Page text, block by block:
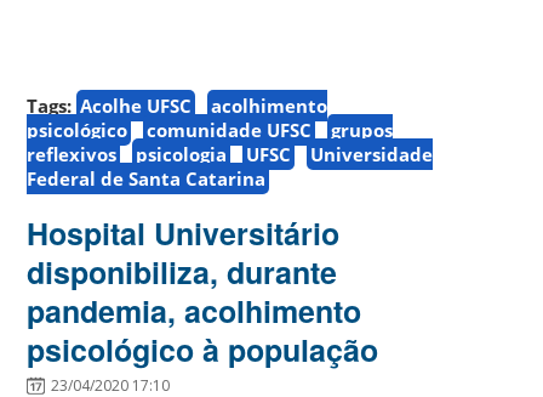
Tags: Acolhe UFSC
acolhimento
psicológico
comunidade UFSC
grupos
reflexivos
psicologia UFSC
Universidade
Federal de Santa Catarina
Hospital Universitário
disponibiliza, durante
pandemia, acolhimento
psicológico à população
23/04/2020 17:10